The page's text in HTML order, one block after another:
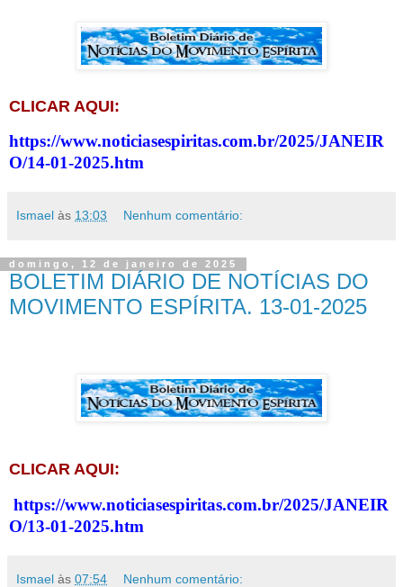
CLICAR AQUI:
https://www.noticiasespiritas.com.br/2025/JANEIR
O/14-01-2025.htm
Ismael às 13:03 Nenhum comentário:
domingo, 12 de janeiro de 2025
BOLETIM DIÁRIO DE NOTÍCIAS DO
MOVIMENTO ESPÍRITA. 13-01-2025
CLICAR AQUI:
https://www.noticiasespiritas.com.br/2025/JANEIR
O/13-01-2025.htm
Ismael às 07:54 Nenhum comentário: